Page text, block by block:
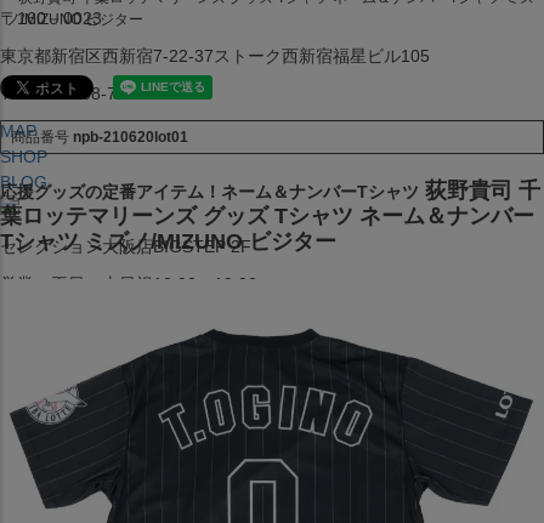
〒160－0023
東京都新宿区西新宿7-22-37ストーク西新宿福星ビル105
TEL:03-5338-7231
MAP
SHOP
BLOG
セレクション大阪店BIGSTEP 2F
営業：平日・土日祝12:00～19:00
大阪府大阪市中央区西心斎橋1丁目6番14号
TEL:06-4708-3300
MAP
SHOP
BLOG
ノ/MIZUNO ビジター
商品番号 npb-210620lot01
応援グッズの定番アイテム！ネーム＆ナンバーTシャツ 荻野貴司 千
葉ロッテマリーンズ グッズ Tシャツ ネーム＆ナンバー
Tシャツ ミズノ/MIZUNO ビジター